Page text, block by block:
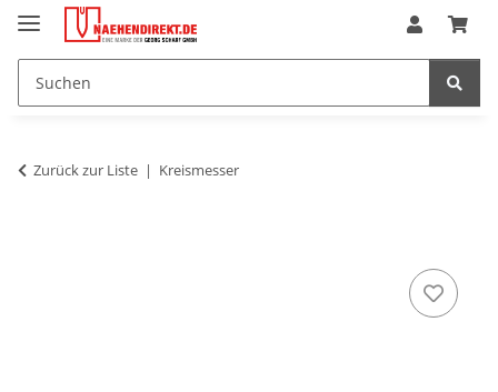
Zurück zur Liste Kreismesser